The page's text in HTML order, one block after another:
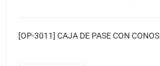
[OP-3011] CAJA DE PASE CON CONOS